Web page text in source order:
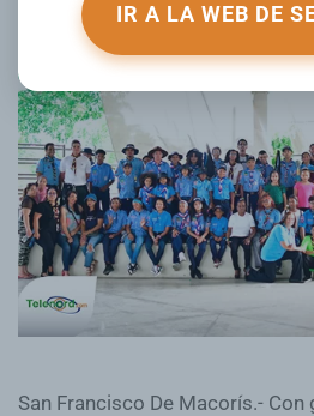
IR A LA WEB DE
San Francisco De Macorís.- Con